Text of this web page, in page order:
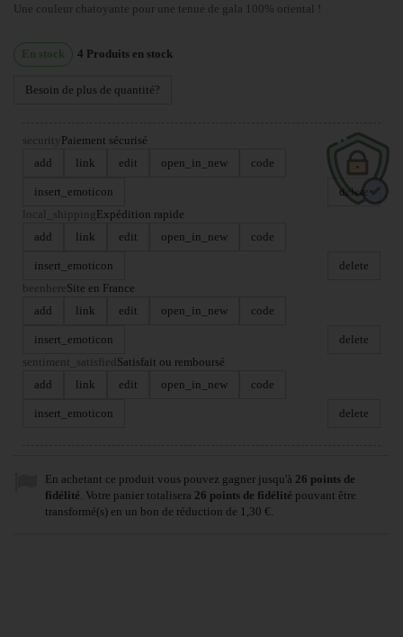
Une couleur chatoyante pour une tenue de gala 100% oriental !
En stock 4 Produits en stock
Besoin de plus de quantité?
security Paiement sécurisé
add
link edit open_in_new code
insert_emoticon
delete
local_shipping Expédition rapide
add
link edit open_in_new code
insert_emoticon
delete
beenhereSite en France
add
link edit open_in_new code
insert_emoticon
delete
sentiment_satisfied Satisfait ou remboursé
add
link edit open_in_new code
insert_emoticon delete
En achetant ce produit vous pouvez gagner jusqu'à 26 points de
fidélité . Votre panier totalisera 26 points de fidélité pouvant être
transformé(s) en un bon de réduction de 1,30 €